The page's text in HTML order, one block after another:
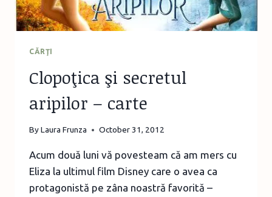
CĂRŢI
Clopoţica şi secretul
aripilor – carte
ByLaura Frunza October 31, 2012
Acum două luni vă povesteam că am mers cu
Eliza la ultimul film Disney care o avea ca
protagonistă pe zâna noastră favorită –